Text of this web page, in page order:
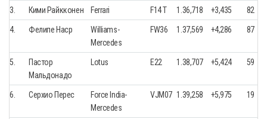
3. Кими Райкконен Ferrari F14 T 1.36,718 +3,435 82
4. Фелипе Наср
Williams-
Mercedes
FW36 1.37,569 +4,286 87
5.
Пастор
Мальдонадо
Lotus E22 1.38,707 +5,424 59
6. Серхио Перес
Force India-
Mercedes
VJM07 1.39,258 +5,975 19